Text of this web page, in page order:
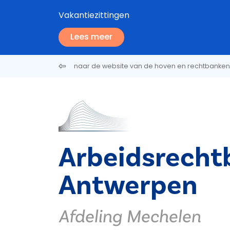
Vakantiezittingen
Lees meer
naar de website van de hoven en rechtbanken
Antwerpen
Afdeling Mechelen